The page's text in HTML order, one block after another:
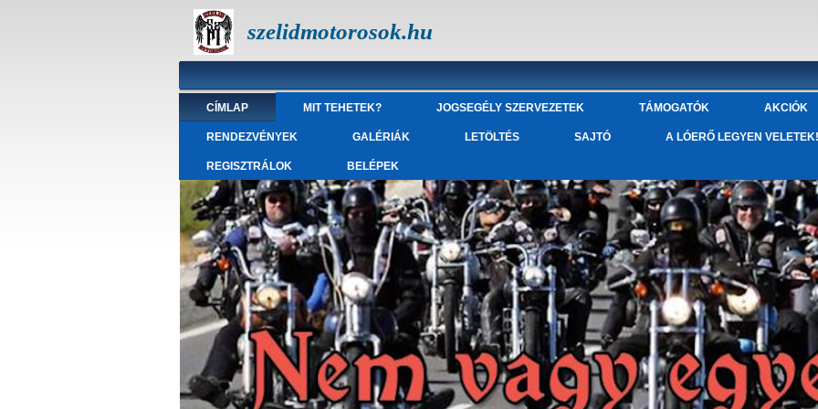
szelidmotorosok.hu
CÍMLAP MIT TEHETEK? JOGSEGÉLY SZERVEZETEK TÁMOGATÓK AKCIÓK
RENDEZVÉNYEK GALÉRIÁK LETÖLTÉS SAJTÓ A LÓERŐ LEGYEN VELETEK!
REGISZTRÁLOK BELÉPEK